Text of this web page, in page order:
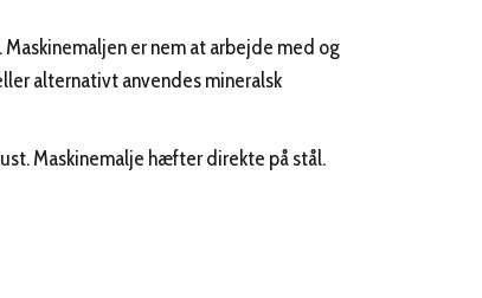
er nem at arbejde med og
alternativt anvendes mineralsk
Maskinemalje hæfter direkte på stål.